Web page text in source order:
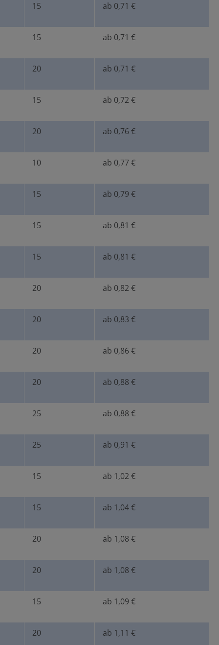
15 ab 0,71 €
15 ab 0,71 €
20 ab 0,71 €
15 ab 0,72 €
20 ab 0,76 €
10 ab 0,77 €
15 ab 0,79 €
15 ab 0,81 €
15 ab 0,81 €
20 ab 0,82 €
20 ab 0,83 €
20 ab 0,86 €
20 ab 0,88 €
25 ab 0,88 €
25 ab 0,91 €
15 ab 1,02 €
15 ab 1,04 €
20 ab 1,08 €
20 ab 1,08 €
15 ab 1,09 €
20 ab 1,11 €